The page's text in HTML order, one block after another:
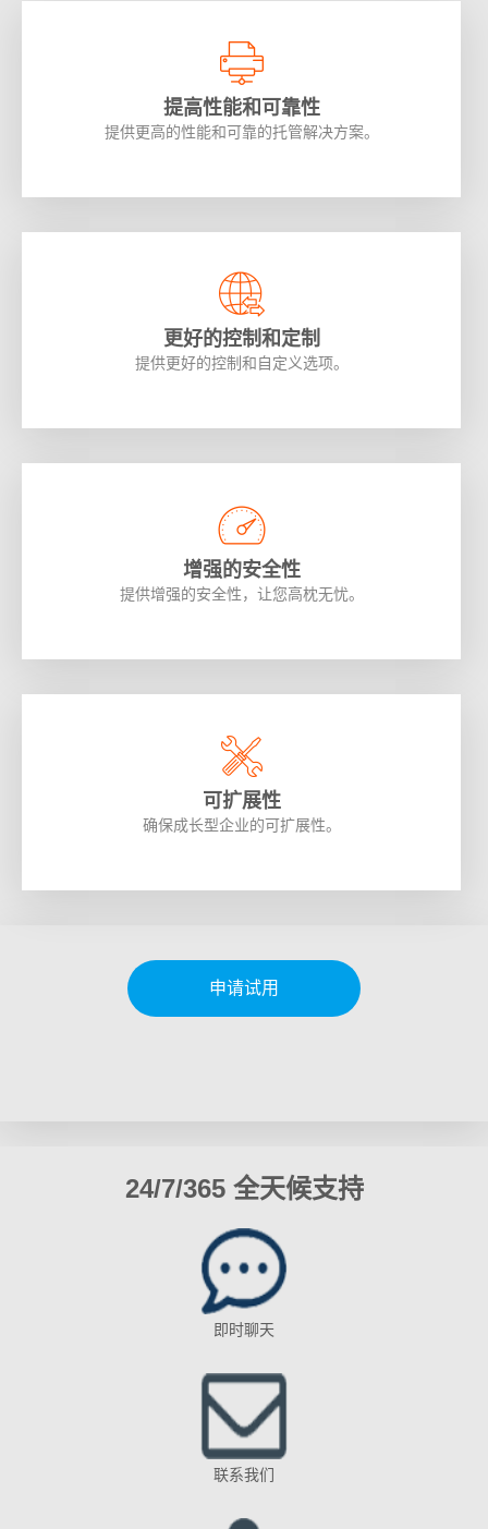
提高性能和可靠性
提供更高的性能和可靠的托管解决方案。
更好的控制和定制
提供更好的控制和自定义选项。
增强的安全性
提供增强的安全性，让您高枕无忧。
可扩展性
确保成长型企业的可扩展性。
申请试用
24/7/365 全天候支持
即时聊天
联系我们